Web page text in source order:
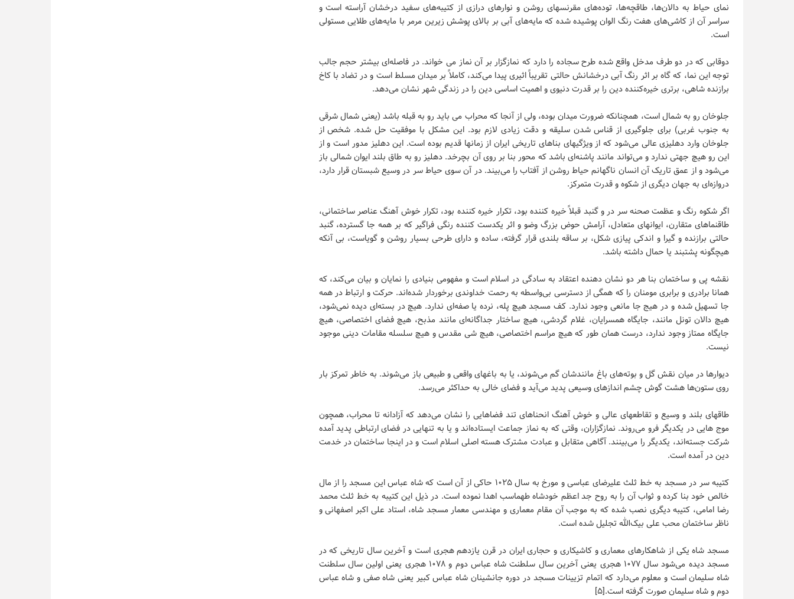
نمای حیاط به دالان‌ها، طاقچه‌ها، توده‌های مقرنسهای روشن و نوارهای درازی از کتیبه‌های سفید درخشان آراسته است و
سراسر آن از کاشی‌های هفت رنگ الوان پوشیده شده که مایه‌های آبی بر بالای پوشش زیرین مرمر با مایه‌های طلایی مستولی
است.
دوقابی که در دو طرف مدخل واقع شده طرح سجاده را دارد که نمازگزار بر آن نماز می خواند. در فاصله‌ای بیشتر حجم جالب
توجه این نما، که گاه بر اثر رنگ آبی درخشانش حالتی تقریباً اثیری پیدا می‌کند، کاملاً بر میدان مسلط است و در تضاد با کاخ
برازنده شاهی، برتری خیره‌کننده دین را بر قدرت دنیوی و اهمیت اساسی دین را در زندگی شهر نشان می‌دهد.
جلوخان رو به شمال است، همچنانکه ضرورت میدان بوده، ولی از آنجا که محراب می باید رو به قبله باشد (یعنی شمال شرقی
به جنوب غربی) برای جلوگیری از قناس شدن سلیقه و دقت زیادی لازم بود. این مشکل با موفقیت حل شده. شخص از
جلوخان وارد دهلیزی عالی می‌شود که از ویژگیهای بناهای تاریخی ایران از زمانها قدیم بوده است. این دهلیز مدور است و از
این رو هیچ جهتی ندارد و می‌تواند مانند پاشنه‌ای باشد که محور بنا بر روی آن بچرخد. دهلیز رو به طاق بلند ایوان شمالی باز
می‌شود و از عمق تاریک آن انسان ناگهانم حیاط روشن از آفتاب را می‌بیند. در آن سوی حیاط سر در وسیع شبستان قرار دارد،
دروازه‌ای به جهان دیگری از شکوه و قدرت متمرکز.
اگر شکوه رنگ و عظمت صحنه سر در و گنبد قبلاً خیره کننده بود، تکرار خیره کننده بود، تکرار خوش آهنگ عناصر ساختمانی،
طاقنماهای متقارن، ایوانهای متعادل، آرامش حوض بزرگ وضو و اثر یکدست کننده رنگی فراگیر که بر همه جا گسترده، گنبد
حالتی برازنده و گیرا و اندکی پیازی شکل، بر ساقه بلندی قرار گرفته، ساده و دارای طرحی بسیار روشن و گویاست، بی آنکه
هیچگونه پشتبند یا حمال داشته باشد.
نقشه پی و ساختمان بنا هر دو نشان دهنده اعتقاد به سادگی در اسلام است و مفهومی بنیادی را نمایان و بیان می‌کند، که
همانا برادری و برابری مومنان را که همگی از دسترسی بی‌واسطه به رحمت خداوندی برخوردار شده‌اند. حرکت و ارتباط در همه
جا تسهیل شده و در هیج جا مانعی وجود ندارد. کف مسجد هیچ پله، نرده یا صفه‌ای ندارد. هیچ در بسته‌ای دیده نمی‌شود،
هیچ دالان تونل مانند، جایگاه همسرایان، غلام گردشی، هیچ ساختار جداگانه‌ای مانند مذبح، هیچ فضای اختصاصی، هیچ
جایگاه ممتاز وجود ندارد، درست همان طور که هیچ مراسم اختصاصی، هیچ شی مقدس و هیچ سلسله مقامات دینی موجود
نیست.
دیوارها در میان نقش گل و بوته‌های باغ مانندشان گم می‌شوند، یا به باغهای واقعی و طبیعی باز می‌شوند. به خاطر تمرکز بار
روی ستون‌ها هشت گوش چشم اندازهای وسیعی پدید می‌آید و فضای خالی به حداکثر می‌رسد.
طاقهای بلند و وسیع و تقاطعهای عالی و خوش آهنگ انحناهای تند فضاهایی را نشان می‌دهد که آزادانه تا محراب، همچون
موج هایی در یکدیگر فرو می‌روند. نمازگزاران، وقتی که به نماز جماعت ایستاده‌اند و یا به تنهایی در فضای ارتباطی پدید آمده
شرکت جسته‌اند، یکدیگر را می‌بینند. آگاهی متقابل و عبادت مشترک هسته اصلی اسلام است و در اینجا ساختمان در خدمت
دین در آمده است.
کتیبه سر در مسجد به خط ثلث علیرضای عباسی و مورخ به سال ۱۰۲۵ حاکی از آن است که شاه عباس این مسجد را از مال
خالص خود بنا کرده و ثواب آن را به روح جد اعظم خودشاه طهماسب اهدا نموده است. در ذیل این کتیبه به خط ثلث محمد
رضا امامی، کتیبه دیگری نصب شده که به موجب آن مقام معماری و مهندسی معمار مسجد شاه، استاد علی اکبر اصفهانی و
ناظر ساختمان محب علی بیک‌الله تجلیل شده است.
مسجد شاه یکی از شاهکارهای معماری و کاشیکاری و حجاری ایران در قرن یازدهم هجری است و آخرین سال تاریخی که در
مسجد دیده می‌شود سال ۱۰۷۷ هجری یعنی آخرین سال سلطنت شاه عباس دوم و ۱۰۷۸ هجری یعنی اولین سال سلطنت
شاه سلیمان است و معلوم می‌دارد که اتمام تزیینات مسجد در دوره جانشینان شاه عباس کبیر یعنی شاه صفی و شاه عباس
دوم و شاه سلیمان صورت گرفته است.[۵]